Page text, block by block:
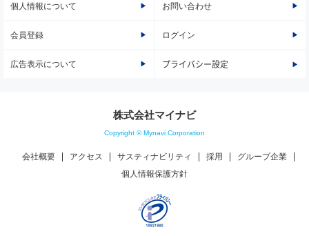
個人情報について お問い合わせ
会員登録 ログイン
広告表示について プライバシー設定
株式会社マイナビ
Copyright © Mynavi Corporation
会社概要 アクセス サスティナビリティ 採用
グループ企業
個人情報保護方針